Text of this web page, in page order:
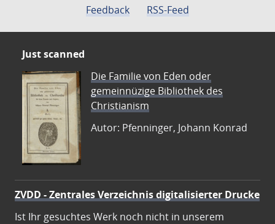
Feedback
RSS-Feed
Just scanned
Die Familie von Eden oder
gemeinnüzige Bibliothek des
Christianism
Autor: Pfenninger, Johann Konrad
ZVDD - Zentrales Verzeichnis digitalisierter Drucke
Ist Ihr gesuchtes Werk noch nicht in unserem